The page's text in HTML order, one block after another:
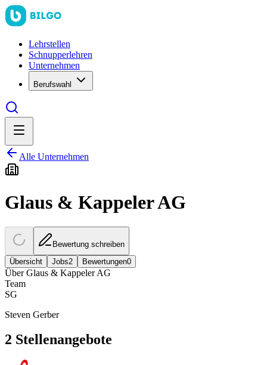
Lehrstellen
Schnupperlehren
Unternehmen
Berufswahl
Alle Unternehmen
Glaus & Kappeler AG
Bewertung schreiben
Übersicht
Jobs2 Bewertungen0
ÜberGlaus & Kappeler AG
Team
SG
Steven Gerber
2 Stellenangebote